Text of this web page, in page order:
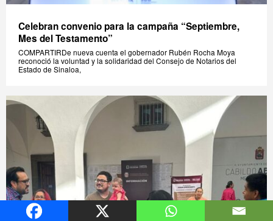
Celebran convenio para la campaña “Septiembre,
Mes del Testamento”
COMPARTIRDe nueva cuenta el gobernador Rubén Rocha Moya
reconoció la voluntad y la solidaridad del Consejo de Notarios del
Estado de Sinaloa,